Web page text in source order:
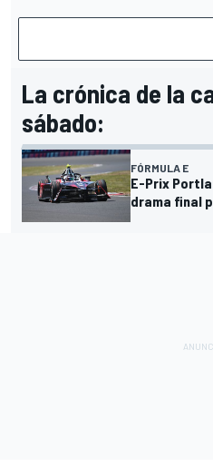
La crónica de la
sábado:
FÓRMULA E
E-Prix
drama final